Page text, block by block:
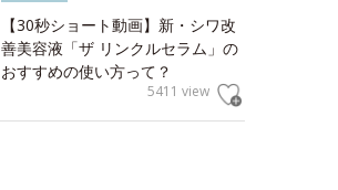
【30秒ショート動画】新・シワ改
善美容液「ザ リンクルセラム」の
おすすめの使い方って？
5411 view